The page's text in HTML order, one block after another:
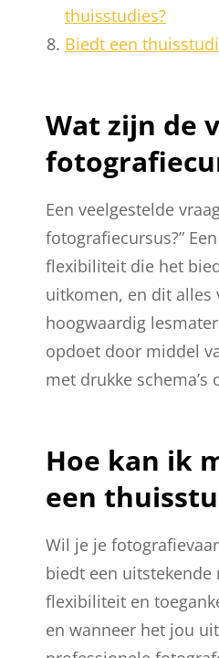
thuisstudies?
Biedt een
Wat zijn de
Een veelgestelde
fotografiecursus?”
flexibiliteit die het
uitkomen, en dit alles
hoogwaardig
opdoet door middel
met drukke
Hoe kan ik
een
Wil je je
biedt een
flexibiliteit en
en wanneer het jou